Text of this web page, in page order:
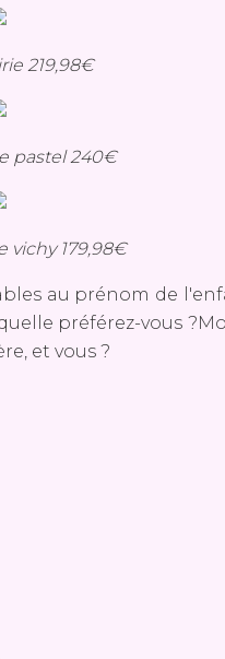
219,98€
pastel 240€
vichy 179,98€
au prénom de
préférez-vous
et vous ?